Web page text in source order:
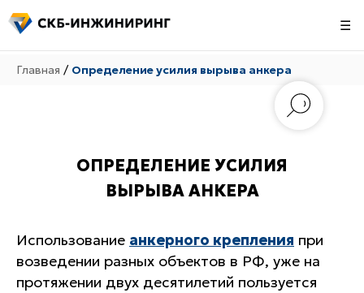
☰
Главная / Определение усилия вырыва анкера
ОПРЕДЕЛЕНИЕ УСИЛИЯ
ВЫРЫВА АНКЕРА
Использование анкерного крепления при
возведении разных объектов в РФ, уже на
протяжении двух десятилетий пользуется